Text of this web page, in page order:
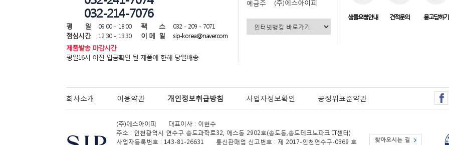
032-214-7076
평 일
09:00 - 18:00
점심시간
12:30 - 13:30
팩 스
032 - 209 - 7071
이 메 일
sip-korea@naver.com
제품발송 마감시간
평일16시 이전 입금확인 된 제품에 한해 당일배송
예금주
(주)에스아이피
샘플요청안내 견적문의 묻고답하기
회사소개 이용약관 개인정보취급방침 사업자정보확인 공정위표준약관
(주)에스아이피
대표이사 : 이현수
주소 : 인천광역시 연수구 송도과학로32, 에스동 2902호(송도동,송도테크노파크 IT센터)
사업자등록번호 : 143-81-26631
통신판매업 신고번호 : 제 2017-인천연수구-0369 호 찾아오시는 길